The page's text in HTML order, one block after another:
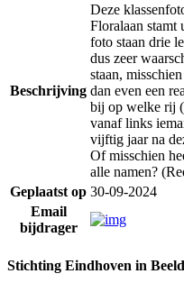
Beschrijving
Deze
Floralaan stamt
foto staan drie
dus zeer
staan,
dan even een
bij op welke rij
vanaf links
vijftig jaar na
Of misschien
alle namen?
Geplaatst op 30-09-2024
Email
bijdrager
Stichting Eindhoven in Beeld